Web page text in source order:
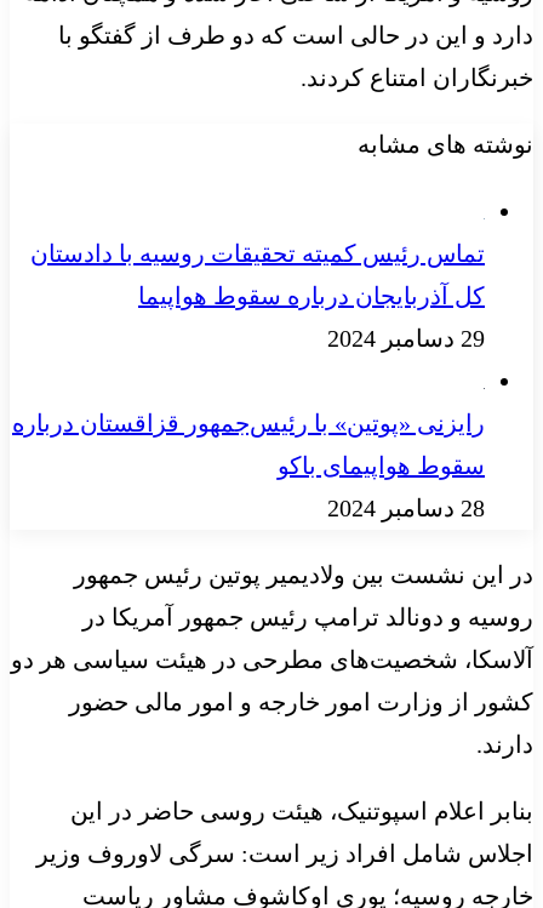
دارد و این در حالی است که دو طرف از گفتگو با
خبرنگاران امتناع کردند.
نوشته های مشابه
تماس رئیس کمیته تحقیقات روسیه با دادستان
کل آذربایجان درباره سقوط هواپیما
29 دسامبر 2024
رایزنی «پوتین» با رئیس‌جمهور قزاقستان درباره
سقوط هواپیمای باکو
28 دسامبر 2024
در این نشست بین ولادیمیر پوتین رئیس جمهور
روسیه و دونالد ترامپ رئیس جمهور آمریکا در
آلاسکا، شخصیت‌های مطرحی در هیئت سیاسی هر دو
کشور از وزارت امور خارجه و امور مالی حضور
دارند.
بنابر
اعلام اسپوتنیک، هیئت روسی حاضر در این
اجلاس شامل افراد زیر است: سرگی لاوروف وزیر
خارجه روسیه؛ یوری اوکاشوف مشاور ریاست